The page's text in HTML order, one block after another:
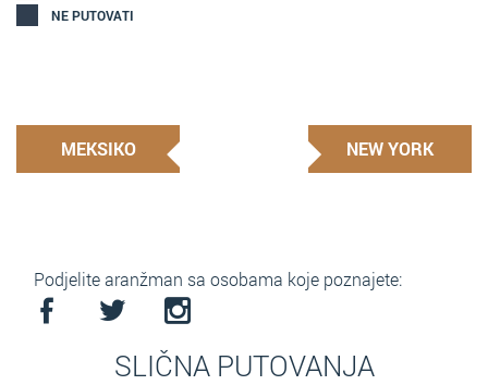
NE PUTOVATI
MEKSIKO NEW YORK
Podjelite aranžman sa osobama koje poznajete:
SLIČNA PUTOVANJA